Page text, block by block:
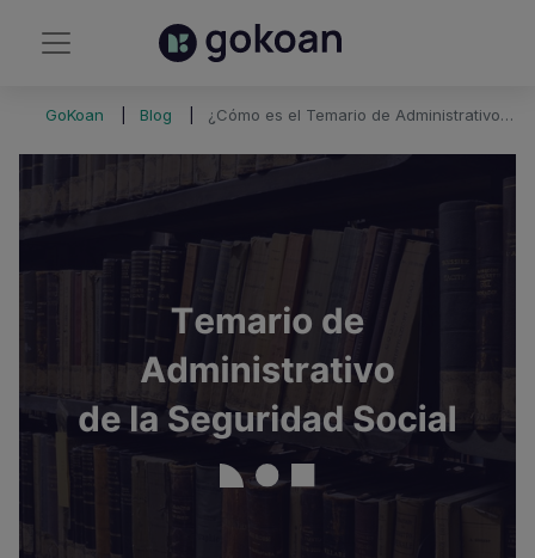
GoKoan Blog ¿Cómo es el Temario de Administrativo de la Seguridad Social?